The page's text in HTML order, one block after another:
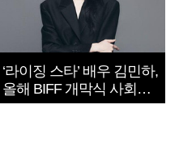
‘라이징 스타’ 배우 김민하,
올해 BIFF 개막식 사회자
확정